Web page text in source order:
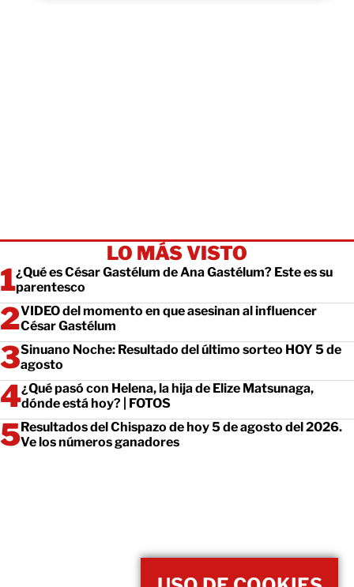
LO MÁS VISTO
¿Qué es César Gastélum de Ana Gastélum? Este es su
parentesco
VIDEO del momento en que asesinan al influencer
César Gastélum
Sinuano Noche: Resultado del último sorteo HOY 5 de
agosto
¿Qué pasó con Helena, la hija de Elize Matsunaga,
dónde está hoy? | FOTOS
Resultados del Chispazo de hoy 5 de agosto del 2026.
Ve los números ganadores